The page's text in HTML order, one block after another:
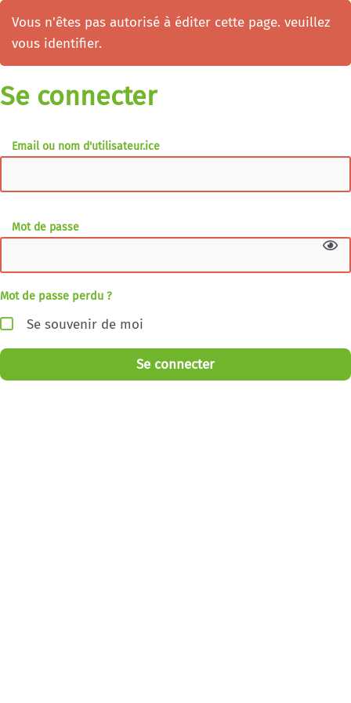
Vous n'êtes pas autorisé à éditer cette page. veuillez
vous identifier.
Se connecter
Email ou nom d'utilisateur.ice
Mot de passe
Mot de passe perdu ?
Se souvenir de moi
Se connecter